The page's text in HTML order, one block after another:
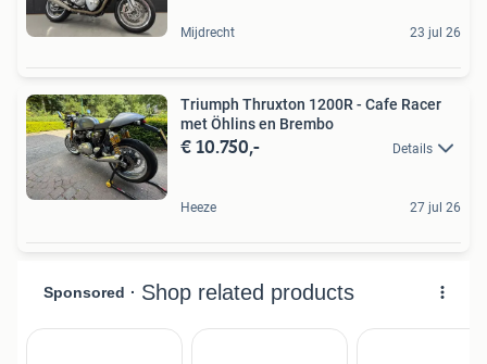
Mijdrecht 23 jul 26
Triumph Thruxton 1200R - Cafe Racer
met Öhlins en Brembo
€ 10.750,- Details
Heeze 27 jul 26